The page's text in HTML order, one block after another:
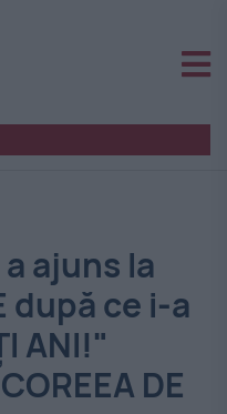
ajuns la
după ce i-a
ANI!"
DE